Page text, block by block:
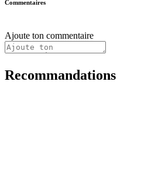
Commentaires
Ajoute ton commentaire
Recommandations